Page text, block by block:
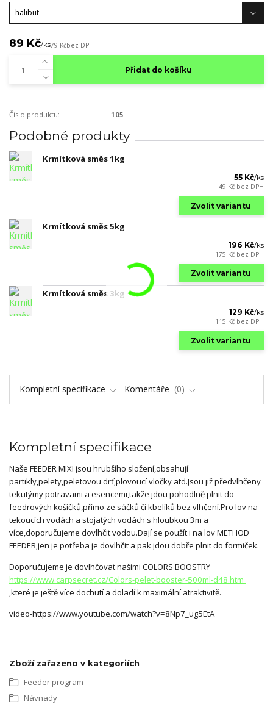
89 Kč/ks79 Kčbez DPH
Přidat do košíku
Číslo produktu: 105
Podobné produkty
Krmítková směs 1kg
55 Kč/ks
49 Kč bez DPH
Zvolit variantu
Krmítková směs 5kg
196 Kč/ks
175 Kč bez DPH
Zvolit variantu
Krmítková směs 3kg
129 Kč/ks
115 Kč bez DPH
Zvolit variantu
Kompletní specifikace Komentáře 0
Kompletní specifikace
Naše FEEDER MIXI jsou hrubšího složení,obsahují
partikly,pelety,peletovou drť,plovoucí vločky atd.Jsou již předvlhčeny
tekutýmy potravami a esencemi,takže jdou pohodlně plnit do
feedrových košíčků,přímo ze sáčků či kbelíků bez vlhčení.Pro lov na
tekoucích vodách a stojatých vodách s hloubkou 3m a
více,doporučujeme dovlhčit vodou.Dají se použít i na lov METHOD
FEEDER,jen je potřeba je dovlhčit a pak jdou dobře plnit do formiček.
Doporučujeme je dovlhčovat našimi COLORS BOOSTRY
https://www.carpsecret.cz/Colors-pelet-booster-500ml-d48.htm
,které je ještě více dochutí a doladí k maximální atraktivitě.
video-https://www.youtube.com/watch?v=8Np7_ug5EtA
Zboží zařazeno v kategoriích
Feeder program
Návnady